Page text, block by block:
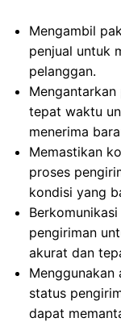
Mengambil
penjual untuk
pelanggan.
tepat waktu
menerima
Memastikan
proses
kondisi yang
pengiriman
akurat dan
Menggunakan
status
dapat